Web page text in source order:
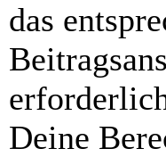
das
Deine